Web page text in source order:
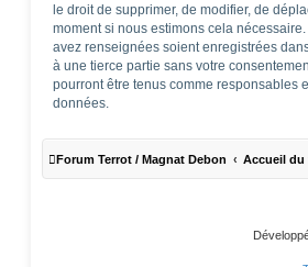
le droit de supprimer, de modifier, de
moment si nous estimons cela
avez renseignées soient enregistrées
à une tierce partie sans votre
pourront être tenus comme responsables
données.
Forum Terrot / Magnat Debon Accueil du